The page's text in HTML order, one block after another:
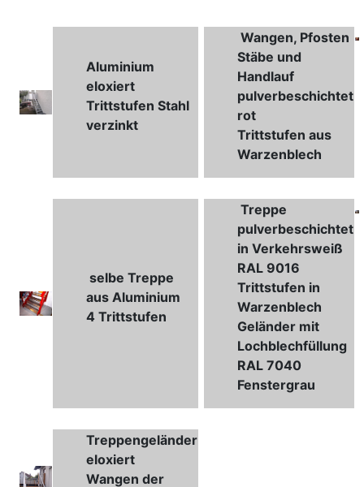
Aluminium
eloxiert
Trittstufen Stahl
verzinkt
Wangen, Pfosten
Stäbe und
Handlauf
pulverbeschichtet
rot
Trittstufen aus
Warzenblech
selbe Treppe
aus Aluminium
4 Trittstufen
Treppe
pulverbeschichtet
in Verkehrsweiß
RAL 9016
Trittstufen in
Warzenblech
Geländer mit
Lochblechfüllung
RAL 7040
Fenstergrau
Treppengeländer
eloxiert
Wangen der